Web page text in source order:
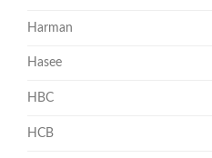
Harman
Hasee
HBC
HCB